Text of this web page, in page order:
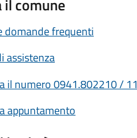
comune
domande frequenti
assistenza
il numero 0941.802210 / 11
appuntamento